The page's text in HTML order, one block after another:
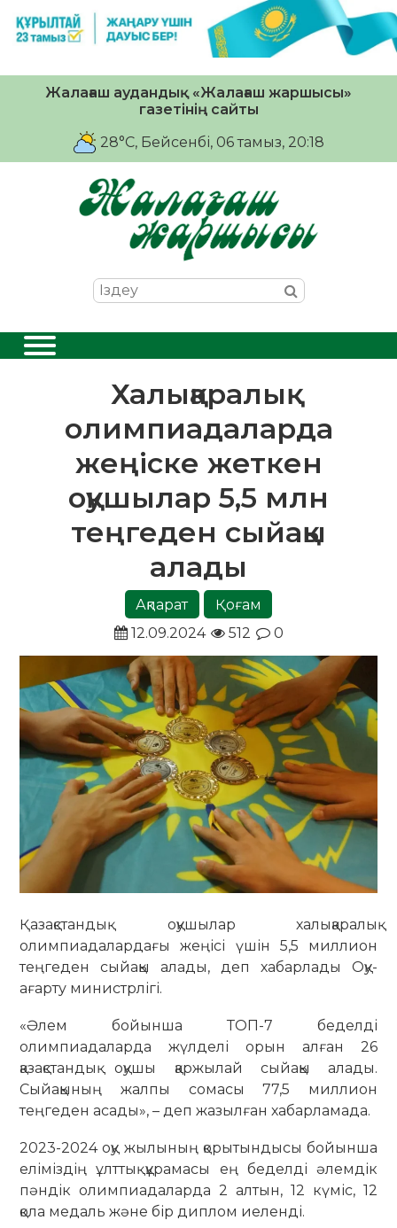
Жалағаш аудандық «Жалағаш жаршысы»
газетінің сайты
28°C, Бейсенбі, 06 тамыз, 20:18
Халықаралық
олимпиадаларда
жеңіске жеткен
оқушылар 5,5 млн
теңгеден сыйақы
алады
Ақпарат
Қоғам
12.09.2024
512 0
Қазақстандық оқушылар халықаралық
олимпиадалардағы жеңісі үшін 5,5 миллион
теңгеден сыйақы алады, деп хабарлады Оқу-
ағарту министрлігі.
«Әлем бойынша ТОП-7 беделді
олимпиадаларда жүлделі орын алған 26
қазақстандық оқушы қаржылай сыйақы алады.
Сыйақының жалпы сомасы 77,5 миллион
теңгеден асады», – деп жазылған хабарламада.
2023-2024 оқу жылының қорытындысы бойынша
еліміздің ұлттық құрамасы ең беделді әлемдік
пәндік олимпиадаларда 2 алтын, 12 күміс, 12
қола медаль және бір диплом иеленді.